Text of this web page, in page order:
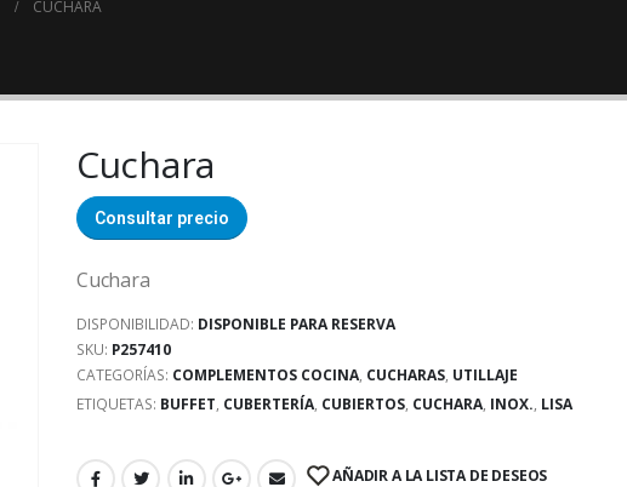
CUCHARA
Cuchara
Consultar precio
Cuchara
DISPONIBILIDAD: DISPONIBLE PARA RESERVA
SKU: P257410
CATEGORÍAS: COMPLEMENTOS COCINA, CUCHARAS, UTILLAJE
ETIQUETAS: BUFFET, CUBERTERÍA, CUBIERTOS, CUCHARA, INOX., LISA
AÑADIR A LA LISTA DE DESEOS